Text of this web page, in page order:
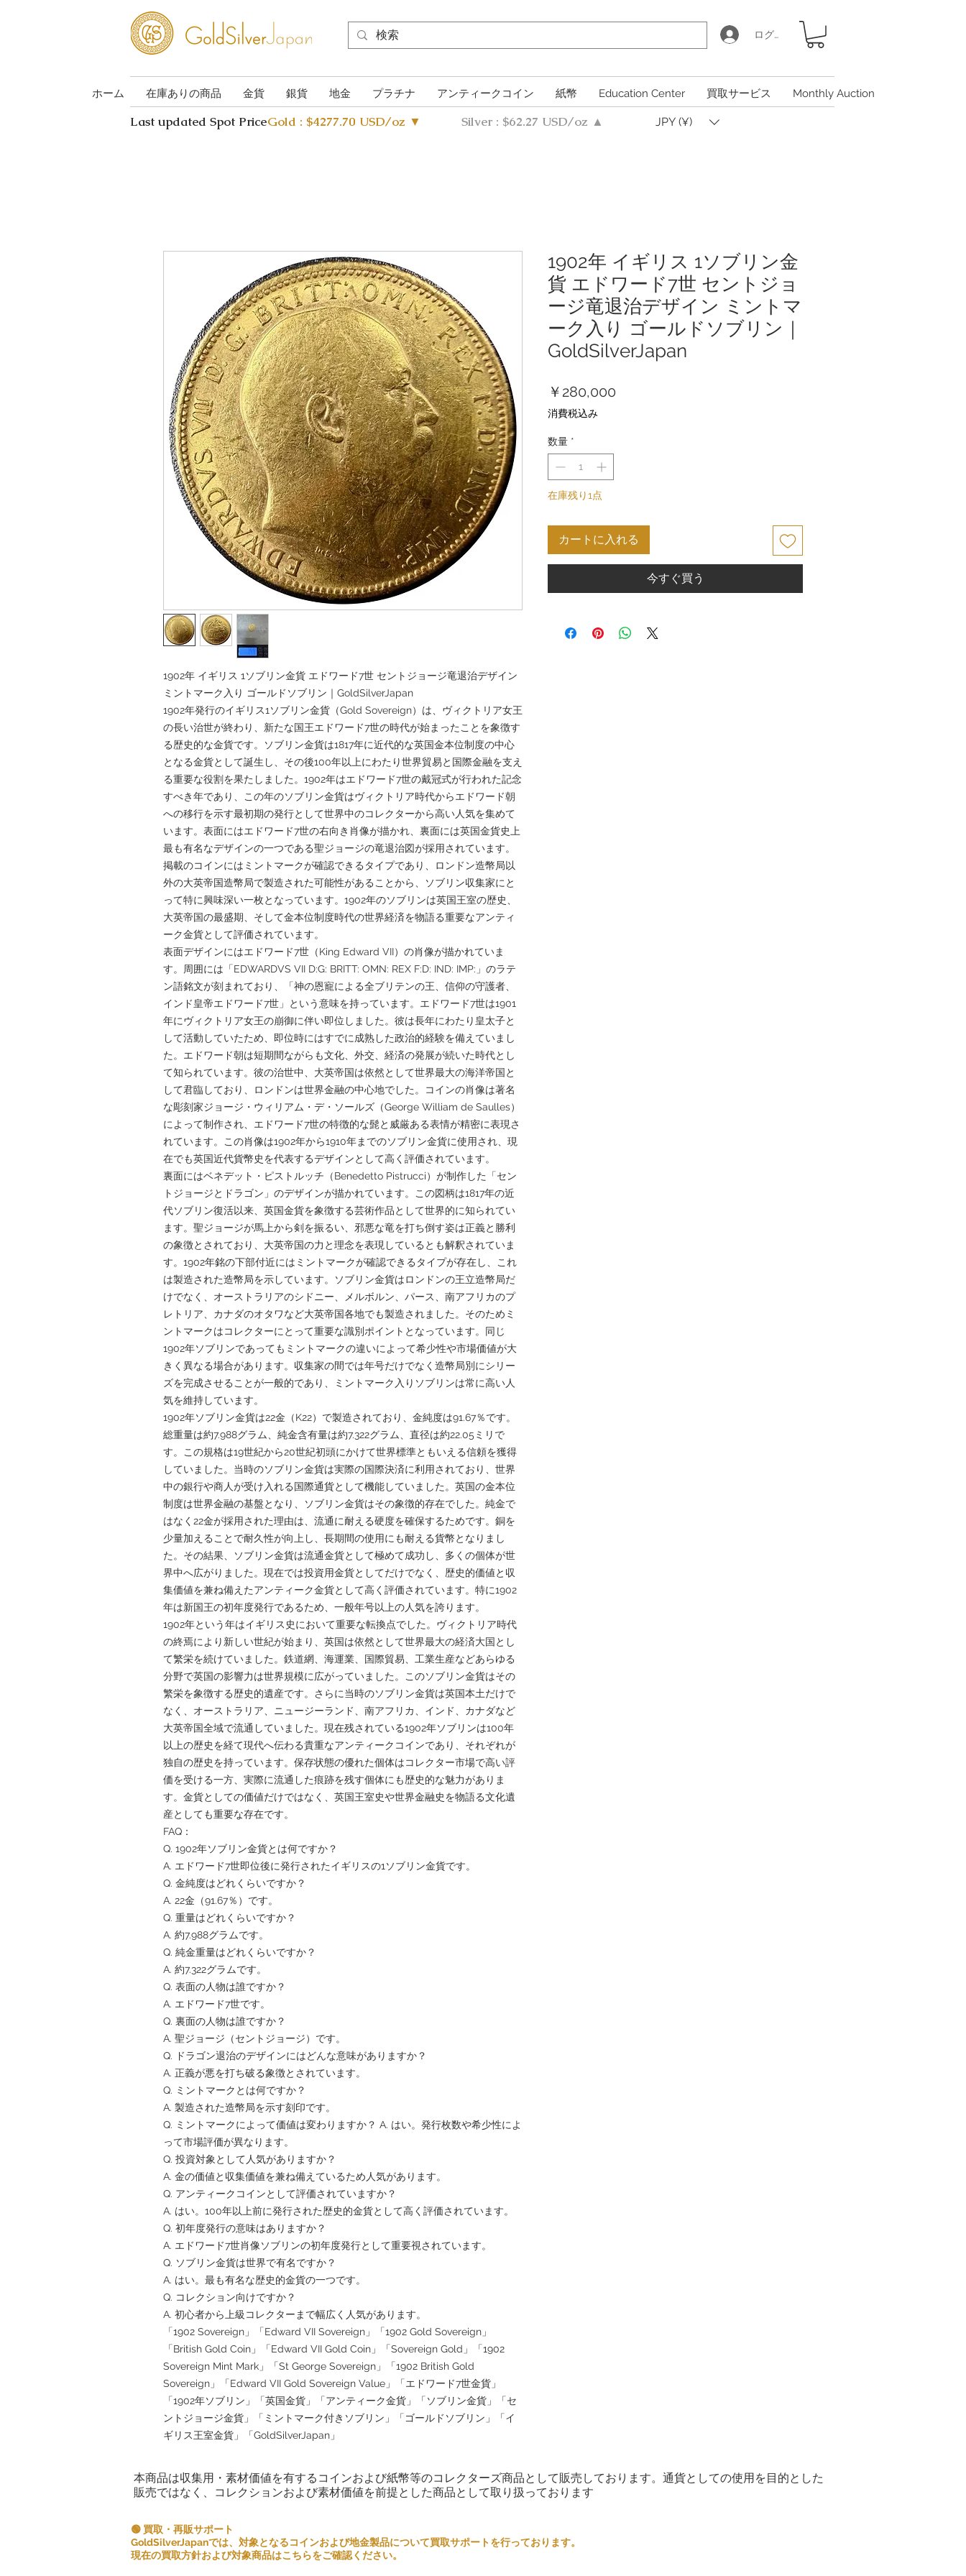
ログイン
ホーム 在庫ありの商品 金貨 銀貨 地金 プラチナ アンティークコイン 紙幣 Education Center 買取サービス Monthly Auction
Last updated Spot PriceGold : $4277.70 USD/oz ▼ Silver : $62.27 USD/oz ▲ JPY (¥)
1902年 イギリス 1ソブリン金貨 エドワード7世 セントジョージ竜退治デザイン
ミントマーク入り ゴールドソブリン｜GoldSilverJapan
1902年発行のイギリス1ソブリン金貨（Gold Sovereign）は、ヴィクトリア女王
の長い治世が終わり、新たな国王エドワード7世の時代が始まったことを象徴す
る歴史的な金貨です。ソブリン金貨は1817年に近代的な英国金本位制度の中心
となる金貨として誕生し、その後100年以上にわたり世界貿易と国際金融を支え
る重要な役割を果たしました。1902年はエドワード7世の戴冠式が行われた記念
すべき年であり、この年のソブリン金貨はヴィクトリア時代からエドワード朝
への移行を示す最初期の発行として世界中のコレクターから高い人気を集めて
います。表面にはエドワード7世の右向き肖像が描かれ、裏面には英国金貨史上
最も有名なデザインの一つである聖ジョージの竜退治図が採用されています。
掲載のコインにはミントマークが確認できるタイプであり、ロンドン造幣局以
外の大英帝国造幣局で製造された可能性があることから、ソブリン収集家にと
って特に興味深い一枚となっています。1902年のソブリンは英国王室の歴史、
大英帝国の最盛期、そして金本位制度時代の世界経済を物語る重要なアンティ
ーク金貨として評価されています。
表面デザインにはエドワード7世（King Edward VII）の肖像が描かれていま
す。周囲には「EDWARDVS VII D:G: BRITT: OMN: REX F:D: IND: IMP:」のラテ
ン語銘文が刻まれており、「神の恩寵による全ブリテンの王、信仰の守護者、
インド皇帝エドワード7世」という意味を持っています。エドワード7世は1901
年にヴィクトリア女王の崩御に伴い即位しました。彼は長年にわたり皇太子と
して活動していたため、即位時にはすでに成熟した政治的経験を備えていまし
た。エドワード朝は短期間ながらも文化、外交、経済の発展が続いた時代とし
て知られています。彼の治世中、大英帝国は依然として世界最大の海洋帝国と
して君臨しており、ロンドンは世界金融の中心地でした。コインの肖像は著名
な彫刻家ジョージ・ウィリアム・デ・ソールズ（George William de Saulles）
によって制作され、エドワード7世の特徴的な髭と威厳ある表情が精密に表現さ
れています。この肖像は1902年から1910年までのソブリン金貨に使用され、現
在でも英国近代貨幣史を代表するデザインとして高く評価されています。
裏面にはベネデット・ピストルッチ（Benedetto Pistrucci）が制作した「セン
トジョージとドラゴン」のデザインが描かれています。この図柄は1817年の近
代ソブリン復活以来、英国金貨を象徴する芸術作品として世界的に知られてい
ます。聖ジョージが馬上から剣を振るい、邪悪な竜を打ち倒す姿は正義と勝利
の象徴とされており、大英帝国の力と理念を表現しているとも解釈されていま
す。1902年銘の下部付近にはミントマークが確認できるタイプが存在し、これ
は製造された造幣局を示しています。ソブリン金貨はロンドンの王立造幣局だ
けでなく、オーストラリアのシドニー、メルボルン、パース、南アフリカのプ
レトリア、カナダのオタワなど大英帝国各地でも製造されました。そのためミ
ントマークはコレクターにとって重要な識別ポイントとなっています。同じ
1902年ソブリンであってもミントマークの違いによって希少性や市場価値が大
きく異なる場合があります。収集家の間では年号だけでなく造幣局別にシリー
ズを完成させることが一般的であり、ミントマーク入りソブリンは常に高い人
気を維持しています。
1902年ソブリン金貨は22金（K22）で製造されており、金純度は91.67％です。
総重量は約7.988グラム、純金含有量は約7.322グラム、直径は約22.05ミリで
す。この規格は19世紀から20世紀初頭にかけて世界標準ともいえる信頼を獲得
していました。当時のソブリン金貨は実際の国際決済に利用されており、世界
中の銀行や商人が受け入れる国際通貨として機能していました。英国の金本位
制度は世界金融の基盤となり、ソブリン金貨はその象徴的存在でした。純金で
はなく22金が採用された理由は、流通に耐える硬度を確保するためです。銅を
少量加えることで耐久性が向上し、長期間の使用にも耐える貨幣となりまし
た。その結果、ソブリン金貨は流通金貨として極めて成功し、多くの個体が世
界中へ広がりました。現在では投資用金貨としてだけでなく、歴史的価値と収
集価値を兼ね備えたアンティーク金貨として高く評価されています。特に1902
年は新国王の初年度発行であるため、一般年号以上の人気を誇ります。
1902年という年はイギリス史において重要な転換点でした。ヴィクトリア時代
の終焉により新しい世紀が始まり、英国は依然として世界最大の経済大国とし
て繁栄を続けていました。鉄道網、海運業、国際貿易、工業生産などあらゆる
分野で英国の影響力は世界規模に広がっていました。このソブリン金貨はその
繁栄を象徴する歴史的遺産です。さらに当時のソブリン金貨は英国本土だけで
なく、オーストラリア、ニュージーランド、南アフリカ、インド、カナダなど
大英帝国全域で流通していました。現在残されている1902年ソブリンは100年
以上の歴史を経て現代へ伝わる貴重なアンティークコインであり、それぞれが
独自の歴史を持っています。保存状態の優れた個体はコレクター市場で高い評
価を受ける一方、実際に流通した痕跡を残す個体にも歴史的な魅力がありま
す。金貨としての価値だけではなく、英国王室史や世界金融史を物語る文化遺
産としても重要な存在です。
FAQ：
Q. 1902年ソブリン金貨とは何ですか？
A. エドワード7世即位後に発行されたイギリスの1ソブリン金貨です。
Q. 金純度はどれくらいですか？
A. 22金（91.67％）です。
Q. 重量はどれくらいですか？
A. 約7.988グラムです。
Q. 純金重量はどれくらいですか？
A. 約7.322グラムです。
Q. 表面の人物は誰ですか？
A. エドワード7世です。
Q. 裏面の人物は誰ですか？
A. 聖ジョージ（セントジョージ）です。
Q. ドラゴン退治のデザインにはどんな意味がありますか？
A. 正義が悪を打ち破る象徴とされています。
Q. ミントマークとは何ですか？
A. 製造された造幣局を示す刻印です。
Q. ミントマークによって価値は変わりますか？ A. はい。発行枚数や希少性によ
って市場評価が異なります。
Q. 投資対象として人気がありますか？
A. 金の価値と収集価値を兼ね備えているため人気があります。
Q. アンティークコインとして評価されていますか？
A. はい。100年以上前に発行された歴史的金貨として高く評価されています。
Q. 初年度発行の意味はありますか？
A. エドワード7世肖像ソブリンの初年度発行として重要視されています。
Q. ソブリン金貨は世界で有名ですか？
A. はい。最も有名な歴史的金貨の一つです。
Q. コレクション向けですか？
A. 初心者から上級コレクターまで幅広く人気があります。
「1902 Sovereign」「Edward VII Sovereign」「1902 Gold Sovereign」
「British Gold Coin」「Edward VII Gold Coin」「Sovereign Gold」「1902
Sovereign Mint Mark」「St George Sovereign」「1902 British Gold
Sovereign」「Edward VII Gold Sovereign Value」「エドワード7世金貨」
「1902年ソブリン」「英国金貨」「アンティーク金貨」「ソブリン金貨」「セ
ントジョージ金貨」「ミントマーク付きソブリン」「ゴールドソブリン」「イ
ギリス王室金貨」「GoldSilverJapan」
1902年 イギリス 1ソブリン金
貨 エドワード7世 セントジョ
ージ竜退治デザイン ミントマ
ーク入り ゴールドソブリン｜
GoldSilverJapan
￥280,000
消費税込み
数量 *
在庫残り1点
カートに入れる
今すぐ買う
本商品は収集用・素材価値を有するコインおよび紙幣等のコレクターズ商品として販売しております。通貨としての使用を目的とした
販売ではなく、コレクションおよび素材価値を前提とした商品として取り扱っております
🟢 買取・再販サポート
GoldSilverJapanでは、対象となるコインおよび地金製品について買取サポートを行っております。
現在の買取方針および対象商品はこちらをご確認ください。